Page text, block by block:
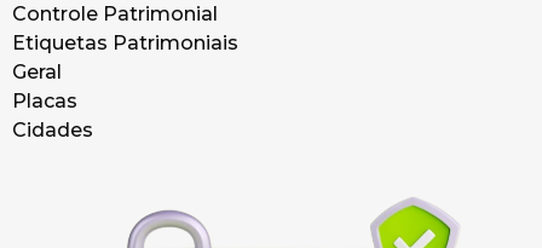
Controle Patrimonial
Etiquetas Patrimoniais
Geral
Placas
Cidades